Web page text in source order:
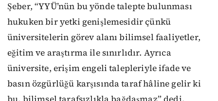
Şeber, “YYÜ’nün bu yönde talepte bulunması
hukuken bir yetki genişlemesidir çünkü
üniversitelerin görev alanı bilimsel faaliyetler,
eğitim ve araştırma ile sınırlıdır. Ayrıca
üniversite, erişim engeli talepleriyle ifade ve
basın özgürlüğü karşısında taraf hâline gelir ki